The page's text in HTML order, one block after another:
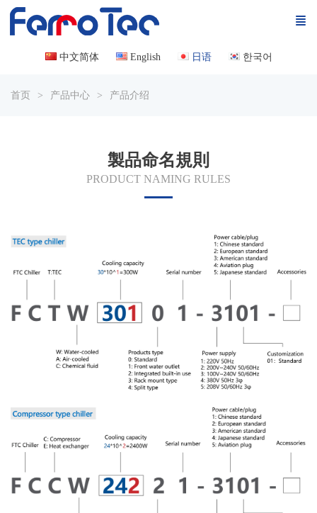
中文简体 English 日语 한국어
首页 产品中心 产品介绍
製品命名規則
PRODUCT NAMING RULES